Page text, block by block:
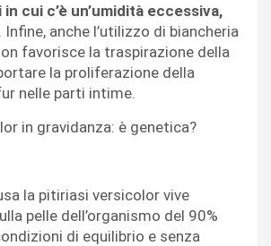
cui c’è un’umidità eccessiva,
. Infine, anche l’utilizzo di biancheria
favorisce la traspirazione della
la proliferazione della
nelle parti intime.
in gravidanza: è genetica?
la pitiriasi versicolor vive
pelle dell’organismo del 90%
di equilibrio e senza